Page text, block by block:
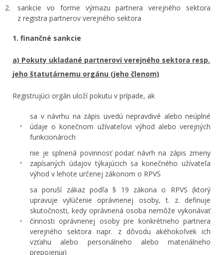
sankcie vo forme výmazu partnera verejného sektora
z registra partnerov verejného sektora
1. finančné sankcie
a) Pokuty ukladané partnerovi verejného sektora resp.
jeho štatutárnemu orgánu (jeho členom)
Registrujúci orgán uloží pokutu v prípade, ak
sa v návrhu na zápis uvedú nepravdivé alebo neúplné
údaje o konečnom užívateľovi výhod alebo verejných
funkcionároch
nie je splnená povinnosť podať návrh na zápis zmeny
zapísaných údajov týkajúcich sa konečného užívateľa
výhod v lehote určenej zákonom o RPVS
sa poruší zákaz podľa § 19 zákona o RPVS (ktorý
upravuje vylúčenie oprávnenej osoby, t. z. definuje
skutočnosti, kedy oprávnená osoba nemôže vykonávať
činnosti oprávnenej osoby pre konkrétneho partnera
verejného sektora napr. z dôvodu akéhokoľvek ich
vzťahu alebo personálneho alebo materiálneho
prepojenia)